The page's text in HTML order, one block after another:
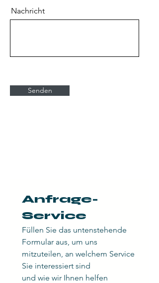
Nachricht
Senden
Anfrage-
Service
Füllen Sie das untenstehende
Formular aus, um uns
mitzuteilen, an welchem Service
Sie interessiert sind
und wie wir Ihnen helfen